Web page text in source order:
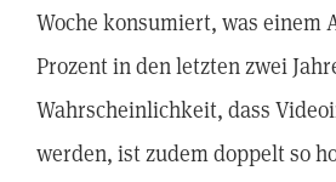
Woche konsumiert, was einem
Prozent in den letzten zwei
Wahrscheinlichkeit, dass
werden, ist zudem doppelt so